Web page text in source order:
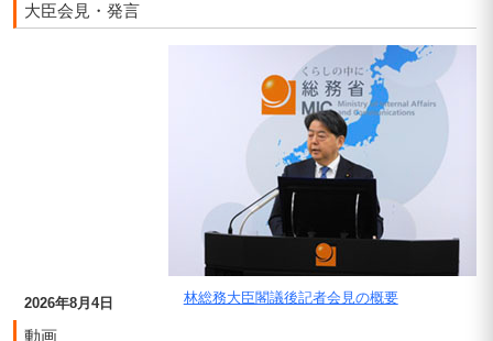
大臣会見・発言
2026年8月4日 林総務大臣閣議後記者会見の概要
動画